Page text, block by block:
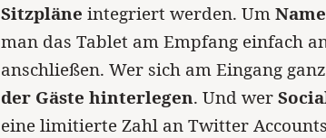
Sitzpläne integriert werden. Um
man das Tablet am Empfang einfach
anschließen. Wer sich am Eingang
der Gäste hinterlegen. Und wer
eine limitierte Zahl an Twitter